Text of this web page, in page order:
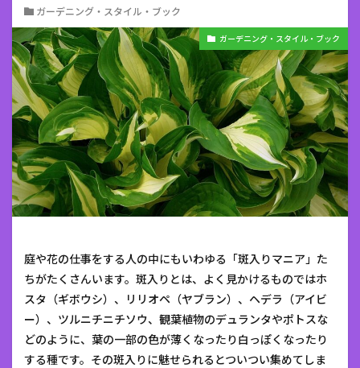
ガーデニング・スタイル・ブック
ガーデニング・スタイル・ブック
庭や花の仕事をする人の中にもいわゆる「斑入りマニア」た
ちがたくさんいます。斑入りとは、よく見かけるものではホ
スタ（ギボウシ）、リリオペ（ヤブラン）、ヘデラ（アイビ
ー）、ツルニチニチソウ、観葉植物のデュランタやポトスな
どのように、葉の一部の色が薄くなったり白っぽくなったり
する種です。その斑入りに魅せられるとついつい集めてしま